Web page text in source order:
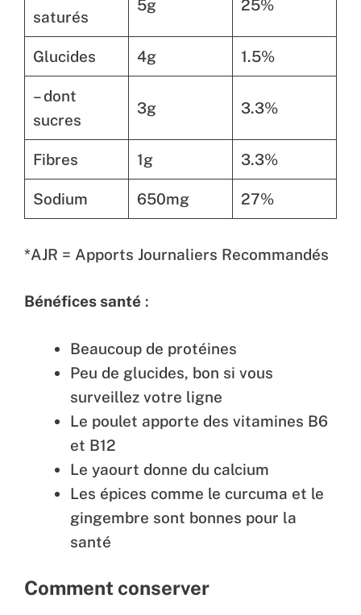
saturés
5g 25%
Glucides 4g 1.5%
– dont
sucres
3g 3.3%
Fibres 1g 3.3%
Sodium 650mg 27%
*AJR = Apports Journaliers Recommandés
Bénéfices santé :
Beaucoup de protéines
Peu de glucides, bon si vous
surveillez votre ligne
Le poulet apporte des vitamines B6
et B12
Le yaourt donne du calcium
Les épices comme le curcuma et le
gingembre sont bonnes pour la
santé
Comment conserver